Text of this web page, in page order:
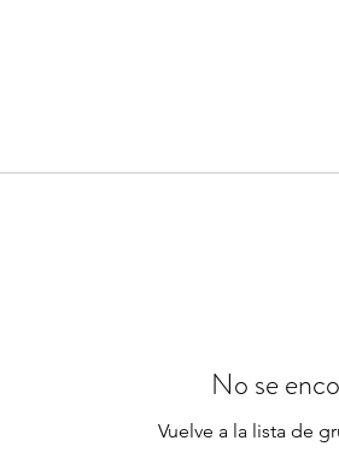
No se
Vuelve a la lista de